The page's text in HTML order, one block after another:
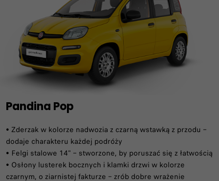
Pandina Pop
• Zderzak w kolorze nadwozia z czarną wstawką z przodu –
dodaje charakteru każdej podróży
​• Felgi stalowe 14" – stworzone, by poruszać się z łatwością
• Osłony lusterek bocznych i klamki drzwi w kolorze
czarnym, o ziarnistej fakturze – zrób dobre wrażenie